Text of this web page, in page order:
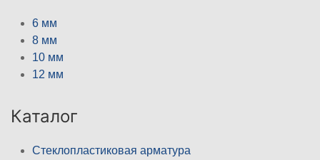
6 мм
8 мм
10 мм
12 мм
Каталог
Стеклопластиковая арматура